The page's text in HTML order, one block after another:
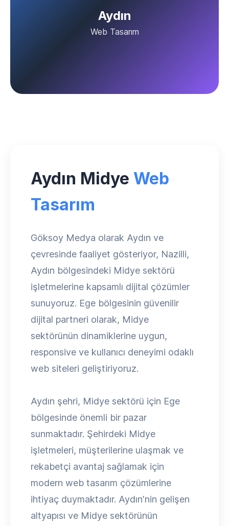
Aydın
Web Tasarım
Aydın Midye Web
Tasarım
Göksoy Medya olarak Aydın ve
çevresinde faaliyet gösteriyor, Nazilli,
Aydın bölgesindeki Midye sektörü
işletmelerine kapsamlı dijital çözümler
sunuyoruz. Ege bölgesinin güvenilir
dijital partneri olarak, Midye
sektörünün dinamiklerine uygun,
responsive ve kullanıcı deneyimi odaklı
web siteleri geliştiriyoruz.
Aydın şehri, Midye sektörü için Ege
bölgesinde önemli bir pazar
sunmaktadır. Şehirdeki Midye
işletmeleri, müşterilerine ulaşmak ve
rekabetçi avantaj sağlamak için
modern web tasarım çözümlerine
ihtiyaç duymaktadır. Aydın'nin gelişen
altyapısı ve Midye sektörünün